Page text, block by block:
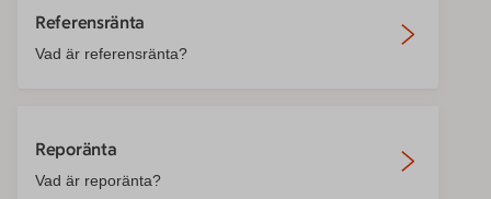
Referensränta
Vad är referensränta?
Reporänta
Vad är reporänta?